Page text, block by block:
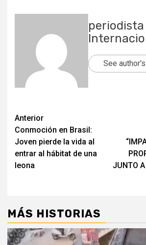
periodista
See
Post
navigation
Anterior
Conmoción en Brasil:
Joven pierde la vida al
entrar al hábitat de una
leona
JUNTO
MÁS HISTORIAS